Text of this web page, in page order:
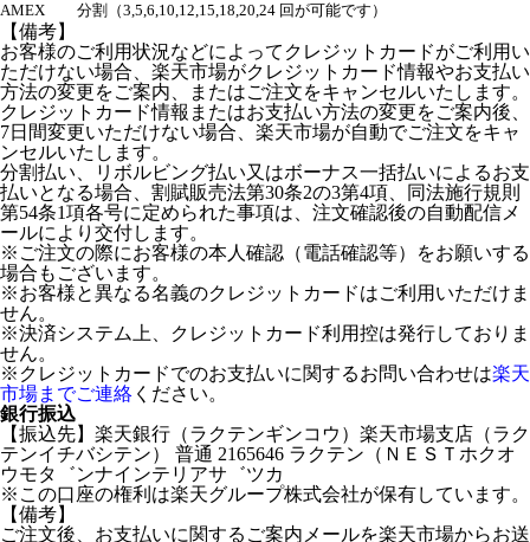
AMEX
分割（3,5,6,10,12,15,18,20,24 回が可能です）
【備考】
お客様のご利用状況などによってクレジットカードがご利用い
ただけない場合、楽天市場がクレジットカード情報やお支払い
方法の変更をご案内、またはご注文をキャンセルいたします。
クレジットカード情報またはお支払い方法の変更をご案内後、
7日間変更いただけない場合、楽天市場が自動でご注文をキャ
ンセルいたします。
分割払い、リボルビング払い又はボーナス一括払いによるお支
払いとなる場合、割賦販売法第30条2の3第4項、同法施行規則
第54条1項各号に定められた事項は、注文確認後の自動配信メ
ールにより交付します。
※ご注文の際にお客様の本人確認（電話確認等）をお願いする
場合もございます。
※お客様と異なる名義のクレジットカードはご利用いただけま
せん。
※決済システム上、クレジットカード利用控は発行しておりま
せん。
※クレジットカードでのお支払いに関するお問い合わせは楽天
市場までご連絡 ください。
銀行振込
【振込先】楽天銀行（ラクテンギンコウ）楽天市場支店（ラク
テンイチバシテン） 普通 2165646 ラクテン（ＮＥＳＴホクオ
ウモタ゛ンナインテリアサ゛ツカ
※この口座の権利は楽天グループ株式会社が保有しています。
【備考】
ご注文後、お支払いに関するご案内メールを楽天市場からお送